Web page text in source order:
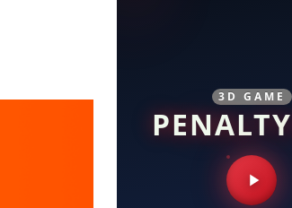
3D GAME
PENALTY